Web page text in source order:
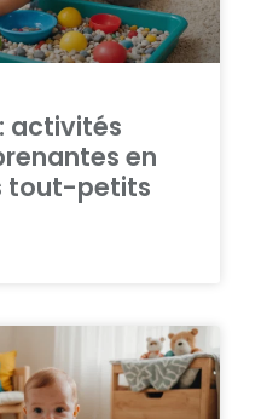
activités
en
tout-petits